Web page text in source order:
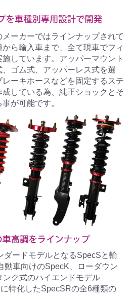
ーカーではラインナップされて
ら輸入車まで、全て現車でフィ
しています。アッパーマウント
ゴム式、アッパーレス式を選
ーキホースなどを固定するステ
している為、純正ショックとそ
が可能です。
ダードモデルとなるSpecSと輸
動車向けのSpecK、ローダウン
ク式のハイエンドモデル
特化したSpecSRの全6種類の